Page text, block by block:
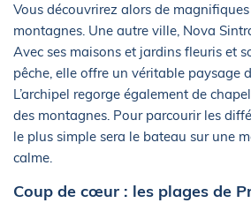
Vous découvrirez alors de
montagnes. Une autre ville, Nova
Avec ses maisons et jardins fleuris et
pêche, elle offre un véritable paysage
L’archipel regorge également de
des montagnes. Pour parcourir les
le plus simple sera le bateau sur une
calme.
Coup de cœur : les plages de